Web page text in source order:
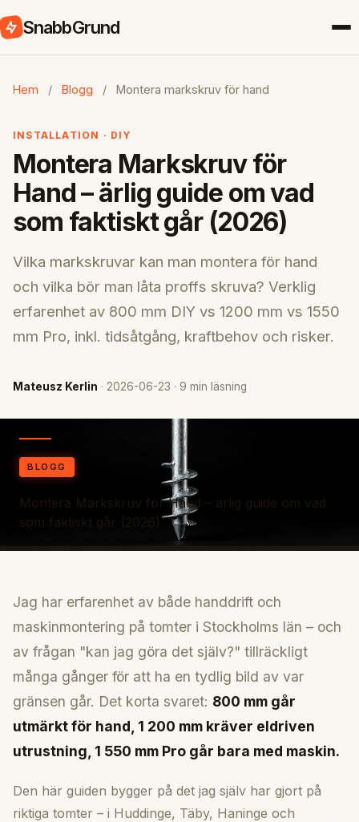
SnabbGrund
Hem / Blogg / Montera markskruv för hand
INSTALLATION · DIY
Montera Markskruv för
Hand – ärlig guide om vad
som faktiskt går (2026)
Vilka markskruvar kan man montera för hand
och vilka bör man låta proffs skruva? Verklig
erfarenhet av 800 mm DIY vs 1200 mm vs 1550
mm Pro, inkl. tidsåtgång, kraftbehov och risker.
Mateusz Kerlin · 2026-06-23 · 9 min läsning
BLOGG
Montera Markskruv för Hand – ärlig guide om vad
som faktiskt går (2026)
Jag har erfarenhet av både handdrift och
maskinmontering på tomter i Stockholms län – och
av frågan "kan jag göra det själv?" tillräckligt
många gånger för att ha en tydlig bild av var
gränsen går. Det korta svaret: 800 mm går
utmärkt för hand, 1 200 mm kräver eldriven
utrustning, 1 550 mm Pro går bara med maskin.
Den här guiden bygger på det jag själv har gjort på
riktiga tomter – i Huddinge, Täby, Haninge och